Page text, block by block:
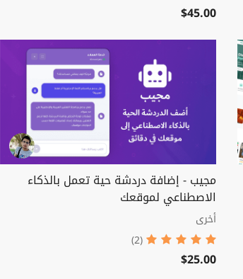
$45.00
مجيب - إضافة دردشة حية تعمل بالذكاء
الاصطناعي لموقعك
أخرى
(2)
$25.00